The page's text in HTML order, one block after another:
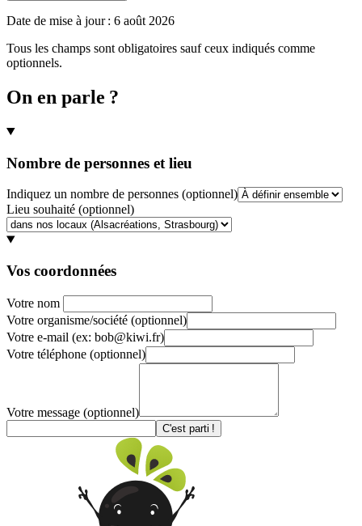
Date de mise à jour : 6 août 2026
Tous les champs sont obligatoires sauf ceux indiqués comme
optionnels.
On en parle ?
Nombre de personnes et lieu
Indiquez un nombre de personnes (optionnel)
Lieu souhaité (optionnel)
Vos coordonnées
Votre nom
Votre organisme/société (optionnel)
Votre e-mail (ex: bob@kiwi.fr)
Votre téléphone (optionnel)
Votre message (optionnel)
C'est parti !